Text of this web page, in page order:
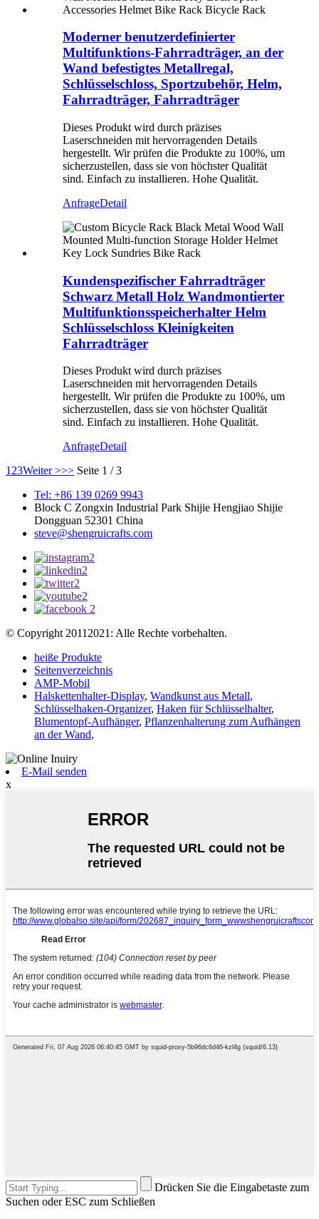
Moderner benutzerdefinierter
Multifunktions-Fahrradträger, an der
Wand befestigtes Metallregal,
Schlüsselschloss, Sportzubehör, Helm,
Fahrradträger, Fahrradträger
Dieses Produkt wird durch präzises
Laserschneiden mit hervorragenden Details
hergestellt. Wir prüfen die Produkte zu 100%, um
sicherzustellen, dass sie von höchster Qualität
sind. Einfach zu installieren. Hohe Qualität.
AnfrageDetail
Kundenspezifischer Fahrradträger
Schwarz Metall Holz Wandmontierter
Multifunktionsspeicherhalter Helm
Schlüsselschloss Kleinigkeiten
Fahrradträger
Dieses Produkt wird durch präzises
Laserschneiden mit hervorragenden Details
hergestellt. Wir prüfen die Produkte zu 100%, um
sicherzustellen, dass sie von höchster Qualität
sind. Einfach zu installieren. Hohe Qualität.
AnfrageDetail
1 23Weiter >>> Seite 1 / 3
Tel: +86 139 0269 9943
Block C Zongxin Industrial Park Shijie Hengjiao Shijie
Dongguan 52301 China
steve@shengruicrafts.com
© Copyright 20112021: Alle Rechte vorbehalten.
heiße Produkte
Seitenverzeichnis
AMP-Mobil
Halskettenhalter-Display, Wandkunst aus Metall,
Schlüsselhaken-Organizer, Haken für Schlüsselhalter,
Blumentopf-Aufhänger, Pflanzenhalterung zum Aufhängen
an der Wand,
E-Mail senden
x
Drücken Sie die Eingabetaste zum
Suchen oder ESC zum Schließen